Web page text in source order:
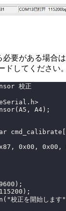
必要がある場合
ドしてください。
校正
A4);
0x00, 0x00,
校正を開始します